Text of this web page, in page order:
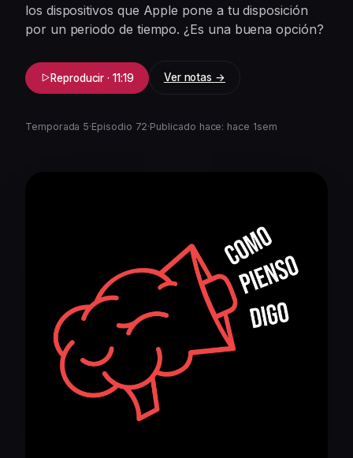
los dispositivos que Apple pone a tu disposición
por un periodo de tiempo. ¿Es una buena opción?
Reproducir · 11:19 Ver notas →
Temporada 5·Episodio 72·Publicado hace: hace 1sem